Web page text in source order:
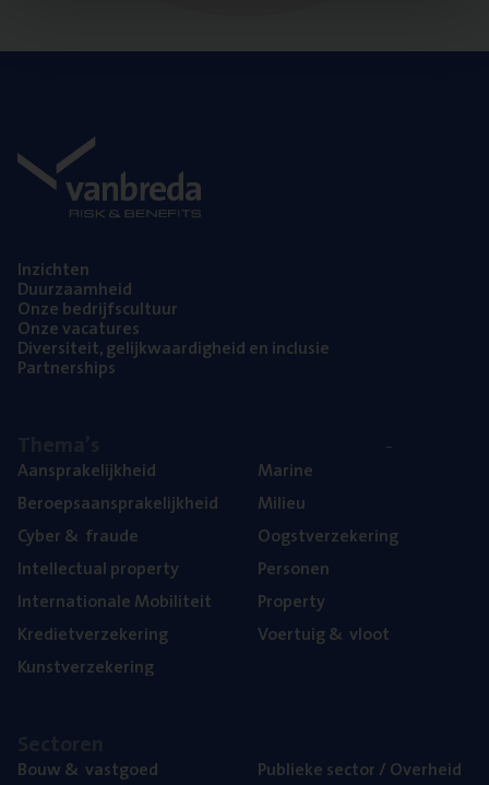
Inzich­ten
Duur­zaam­heid
Onze bedrijfs­cul­tuur
Onze vaca­tu­res
Diver­si­teit, gelijk­waar­dig­heid en inclusie
Part­ner­ships
Aan­spra­ke­lijk­heid
Beroeps­aan­spra­ke­lijk­heid
Cyber& fraude
Intel­lec­tu­al property
Inter­na­ti­o­na­le Mobiliteit
Kre­diet­ver­ze­ke­ring
Kunst­ver­ze­ke­ring
Mari­ne
Mili­eu
Oogst­ver­ze­ke­ring
Per­so­nen
Pro­per­ty
Voer­tuig& vloot
Bouw& vastgoed
Publie­ke sec­tor / Overheid